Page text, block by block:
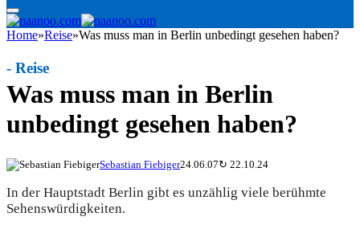
Home»Reise»Was muss man in Berlin unbedingt gesehen haben?
Was muss man in Berlin
unbedingt gesehen haben?
- Reise
Sebastian Fiebiger24.06.07↻ 22.10.24
In der Hauptstadt Berlin gibt es unzählig viele berühmte
Sehenswürdigkeiten.